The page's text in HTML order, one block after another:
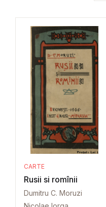
CARTE
Rusii si romînii
Dumitru C. Moruzi